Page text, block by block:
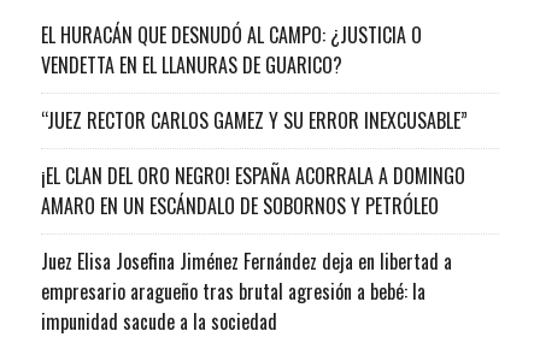
EL HURACÁN QUE DESNUDÓ AL CAMPO: ¿JUSTICIA O
VENDETTA EN EL LLANURAS DE GUARICO?
“JUEZ RECTOR CARLOS GAMEZ Y SU ERROR INEXCUSABLE”
¡EL CLAN DEL ORO NEGRO! ESPAÑA ACORRALA A DOMINGO
AMARO EN UN ESCÁNDALO DE SOBORNOS Y PETRÓLEO
Juez Elisa Josefina Jiménez Fernández deja en libertad a
empresario aragueño tras brutal agresión a bebé: la
impunidad sacude a la sociedad